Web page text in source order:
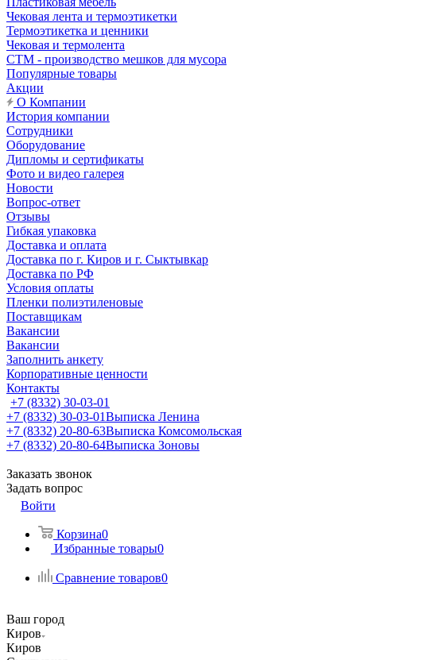
Чековая лента и термоэтикетки
Термоэтикетка и ценники
Чековая и термолента
СТМ - производство мешков для мусора
Популярные товары
Акции
О Компании
История компании
Сотрудники
Оборудование
Дипломы и сертификаты
Фото и видео галерея
Новости
Вопрос-ответ
Отзывы
Гибкая упаковка
Доставка и оплата
Доставка по г. Киров и г. Сыктывкар
Доставка по РФ
Условия оплаты
Пленки полиэтиленовые
Поставщикам
Вакансии
Вакансии
Заполнить анкету
Корпоративные ценности
Контакты
+7 (8332) 30-03-01
+7 (8332) 30-03-01Выписка Ленина
+7 (8332) 20-80-63Выписка Комсомольская
+7 (8332) 20-80-64Выписка Зоновы
Заказать звонок
Задать вопрос
Войти
Корзина0
Избранные товары0
Сравнение товаров0
Ваш город
Киров
Киров